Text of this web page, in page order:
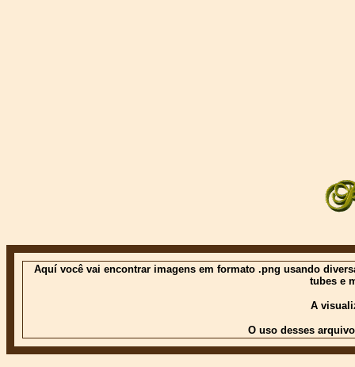
Aquí você vai encontrar imagens em formato .png usando
tubes e
A
O uso desses